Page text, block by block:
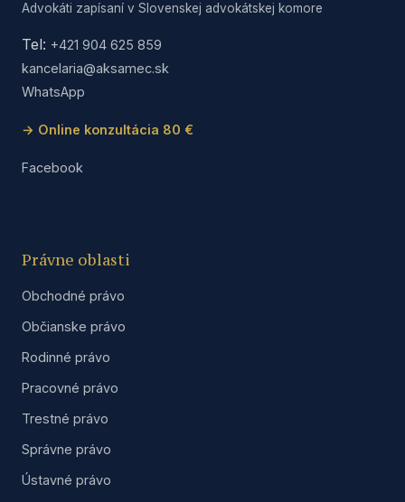
Advokáti zapísaní v Slovenskej advokátskej komore
Tel: +421 904 625 859
kancelaria@aksamec.sk
WhatsApp
→ Online konzultácia 80 €
Facebook
Právne oblasti
Obchodné právo
Občianske právo
Rodinné právo
Pracovné právo
Trestné právo
Správne právo
Ústavné právo